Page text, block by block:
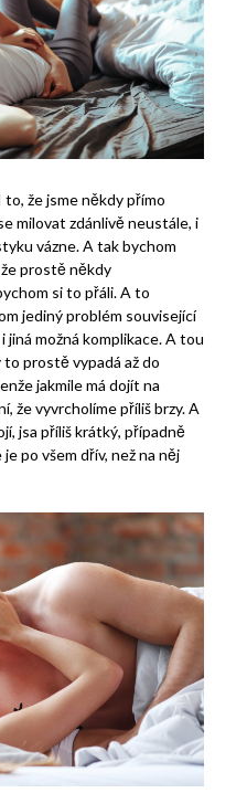
že jsme někdy přímo
milovat zdánlivě neustále, i
vázne. A tak bychom
prostě někdy
si to přáli. A to
jediný problém související
jiná možná komplikace. A tou
prostě vypadá až do
jakmile má dojít na
že vyvrcholíme příliš brzy. A
jsa příliš krátký, případně
po všem dřív, než na něj